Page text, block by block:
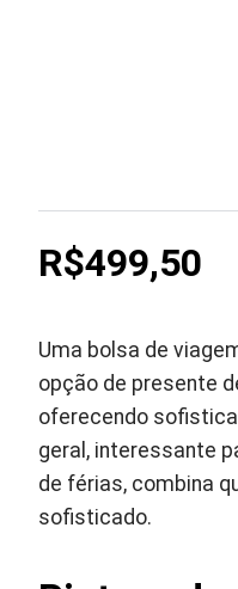
R$499,50
Uma bolsa de
opção de presente
oferecendo
geral, interessante
de férias, combina
sofisticado.